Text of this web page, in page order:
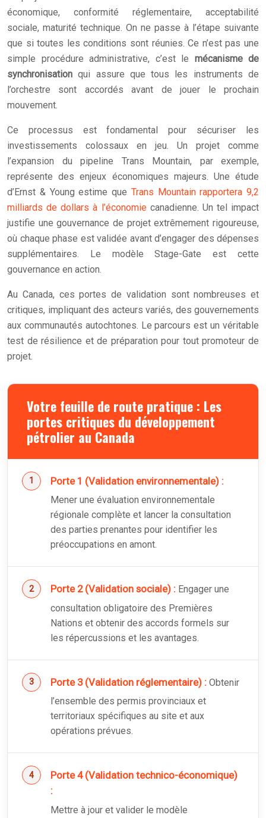
économique, conformité réglementaire, acceptabilité
sociale, maturité technique. On ne passe à l’étape suivante
que si toutes les conditions sont réunies. Ce n’est pas une
simple procédure administrative, c’est le mécanisme de
synchronisation qui assure que tous les instruments de
l’orchestre sont accordés avant de jouer le prochain
mouvement.
Ce processus est fondamental pour sécuriser les
investissements colossaux en jeu. Un projet comme
l’expansion du pipeline Trans Mountain, par exemple,
représente des enjeux économiques majeurs. Une étude
d’Ernst & Young estime que Trans Mountain rapportera 9,2
milliards de dollars à l’économiecanadienne. Un tel impact
justifie une gouvernance de projet extrêmement rigoureuse,
où chaque phase est validée avant d’engager des dépenses
supplémentaires. Le modèle Stage-Gate est cette
gouvernance en action.
Au Canada, ces portes de validation sont nombreuses et
critiques, impliquant des acteurs variés, des gouvernements
aux communautés autochtones. Le parcours est un véritable
test de résilience et de préparation pour tout promoteur de
projet.
Votre feuille de route pratique : Les
portes critiques du développement
pétrolier au Canada
Porte 1 (Validation environnementale) :
Mener une évaluation environnementale
régionale complète et lancer la consultation
des parties prenantes pour identifier les
préoccupations en amont.
Porte 2 (Validation sociale) : Engager une
consultation obligatoire des Premières
Nations et obtenir des accords formels sur
les répercussions et les avantages.
Porte 3 (Validation réglementaire) : Obtenir
l’ensemble des permis provinciaux et
territoriaux spécifiques au site et aux
opérations prévues.
Porte 4 (Validation technico-économique)
:
Mettre à jour et valider le modèle